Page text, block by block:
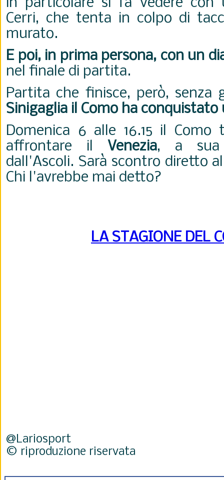
in particolare si fa vedere con
Cerri, che tenta in colpo di
murato.
E poi, in prima persona, con un
nel finale di partita.
Partita che finisce, però, senza
Sinigaglia il Como ha
Domenica 6 alle 16.15 il
affrontare il Venezia, a sua
dall'Ascoli. Sarà scontro diretto
Chi l'avrebbe mai detto?
LA STAGIONE DEL
@Lariosport
© riproduzione riservata